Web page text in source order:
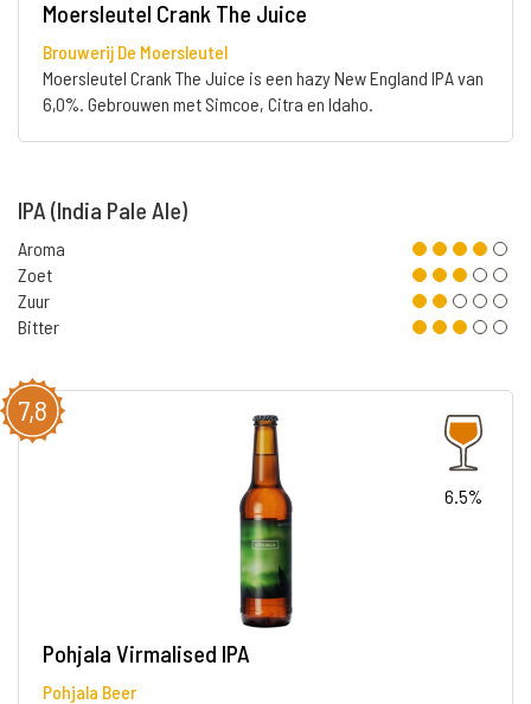
Moersleutel Crank The Juice
Brouwerij De Moersleutel
Moersleutel Crank The Juice is een hazy New England IPA van
6,0%. Gebrouwen met Simcoe, Citra en Idaho.
IPA (India Pale Ale)
Aroma
Zoet
Zuur
Bitter
7,8
6.5%
Pohjala Virmalised IPA
Pohjala Beer